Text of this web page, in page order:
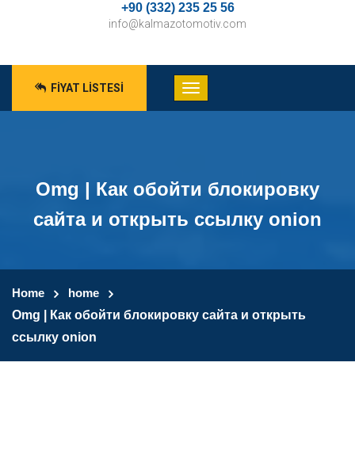
+90 (332) 235 25 56
info@kalmazotomotiv.com
FIYAT LISTESI
Omg | Как обойти блокировку
сайта и открыть ссылку onion
Home
home
Omg | Как обойти блокировку сайта и открыть
ссылку onion